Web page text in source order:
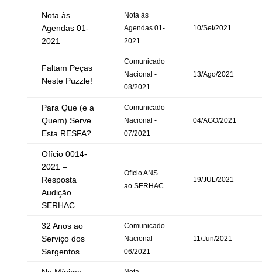
Nota às
Agendas 01-
2021
Nota às
Agendas 01-
2021
10/Set/2021
Faltam Peças
Neste Puzzle!
Comunicado
Nacional -
08/2021
13/Ago/2021
Para Que (e a
Quem) Serve
Esta RESFA?
Comunicado
Nacional -
07/2021
04/AGO/2021
Ofício 0014-
2021 –
Resposta
Audição
SERHAC
Ofício ANS
ao SERHAC
19/JUL/2021
32 Anos ao
Serviço dos
Sargentos…
Comunicado
Nacional -
06/2021
11/Jun/2021